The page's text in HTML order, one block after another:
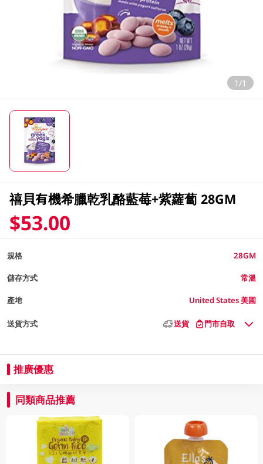
1/1
禧貝有機希臘乾乳酪藍莓+紫蘿蔔 28GM
$53.00
規格 28GM
儲存方式 常溫
產地 United States 美國
送貨方式 送貨 門市自取
推廣優惠
同類商品推薦